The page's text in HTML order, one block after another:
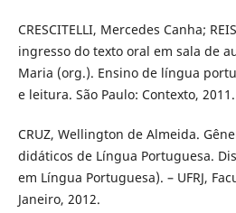
CRESCITELLI, Mercedes Canha;
ingresso do texto oral em sala de
Maria (org.). Ensino de língua
e leitura. São Paulo: Contexto, 2011.
CRUZ, Wellington de Almeida.
didáticos de Língua Portuguesa.
em Língua Portuguesa). – UFRJ,
Janeiro, 2012.